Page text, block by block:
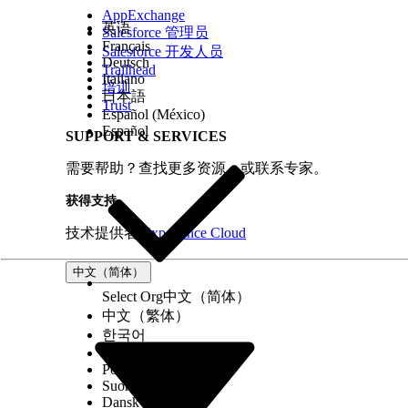
AppExchange
Salesforce 管理员
Salesforce 开发人员
Trailhead
培训
Trust
SUPPORT & SERVICES
需要帮助？查找更多资源，或联系专家。
获得支持
技术提供者 Experience Cloud
中文（简体）
英语
Français
Deutsch
Italiano
日本語
Español (México)
Español
Select Org中文（简体）
中文（繁体）
한국어
Português (Brasil)
Suomi
Dansk